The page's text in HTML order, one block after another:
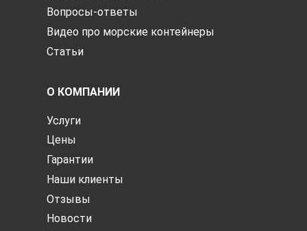
Вопросы-ответы
Видео про морские контейнеры
Статьи
О КОМПАНИИ
Услуги
Цены
Гарантии
Наши клиенты
Отзывы
Новости